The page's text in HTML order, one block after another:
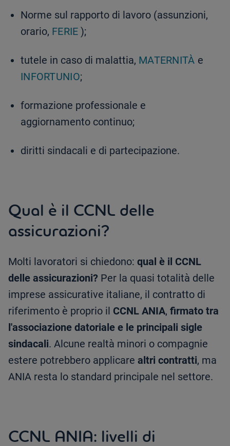
Norme sul rapporto di lavoro (assunzioni,
orario, FERIE );
tutele in caso di malattia, MATERNITÀ e
INFORTUNIO;
formazione professionale e
aggiornamento continuo;
diritti sindacali e di partecipazione.
Qual è il CCNL delle
assicurazioni?
Molti lavoratori si chiedono: qual è il CCNL
delle assicurazioni? Per la quasi totalità delle
imprese assicurative italiane, il contratto di
riferimento è proprio il CCNL ANIA, firmato tra
l'associazione datoriale e le principali sigle
sindacali. Alcune realtà minori o compagnie
estere potrebbero applicare altri contratti, ma
ANIA resta lo standard principale nel settore.
CCNL ANIA: livelli di